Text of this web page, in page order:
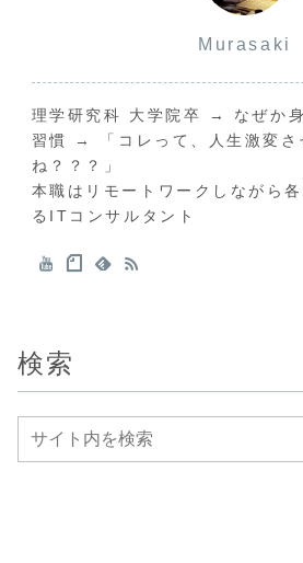
Murasaki
理学研究科 大学院卒 → なぜか
習慣 → 「コレって、人生激変さ
ね？？？」
本職はリモートワークしながら
るITコンサルタント
検索